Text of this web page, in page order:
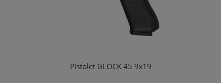
Pistolet GLOCK 45 9x19